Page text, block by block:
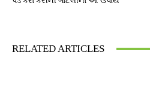
RELATED ARTICLES